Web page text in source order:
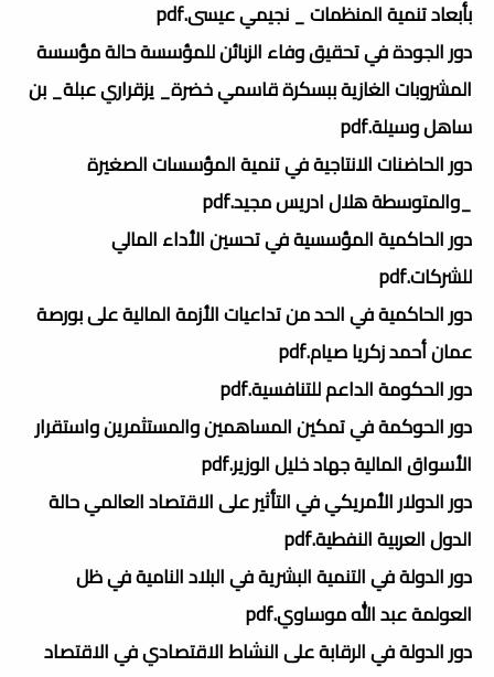
بأبعاد تنمية المنظمات _ نجيمي عيسى.pdf
دور الجودة في تحقيق وفاء الزبائن للمؤسسة حالة مؤسسة
المشروبات الغازية ببسكرة قاسمي خضرة_ يزقراري عبلة_ بن
ساهل وسيلة.pdf
دور الحاضنات الانتاجية في تنمية المؤسسات الصغيرة
_والمتوسطة هلال ادريس مجيد.pdf
دور الحاكمية المؤسسية في تحسين الأداء المالي
للشركات.pdf
دور الحاكمية في الحد من تداعيات الأزمة المالية على بورصة
عمان أحمد زكريا صيام.pdf
دور الحكومة الداعم للتنافسية.pdf
دور الحوكمة في تمكين المساهمين والمستثمرين واستقرار
الأسواق المالية جهاد خليل الوزير.pdf
دور الدولار الأمريكي في التأثير على الاقتصاد العالمي حالة
الدول العربية النفطية.pdf
دور الدولة في التنمية البشرية في البلاد النامية في ظل
العولمة عبد الله موساوي.pdf
دور الدولة في الرقابة على النشاط الاقتصادي في الاقتصاد